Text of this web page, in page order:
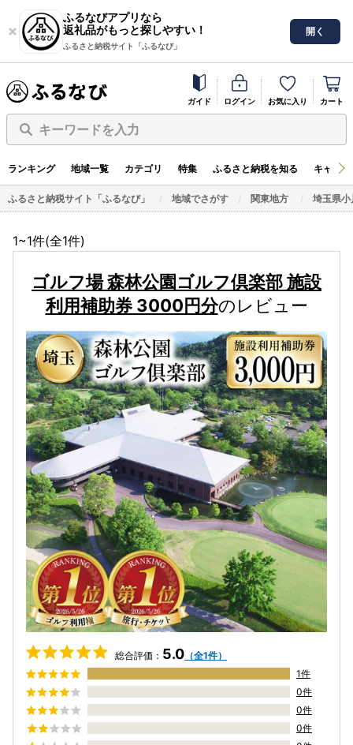
ふるなびアプリなら
返礼品がもっと探しやすい！
ふるさと納税サイト「ふるなび」
開く
ガイド ログイン お気に入り カート
キーワードを入力
ランキング 地域一覧 カテゴリ 特集 ふるさと納税を知る キャン
ふるさと納税サイト「ふるなび」 地域でさがす 関東地方 埼玉県小
1~1件(全1件)
ゴルフ場 森林公園ゴルフ倶楽部 施設
利用補助券 3000円分のレビュー
総合評価： 5.0 （全1件）
1件
0件
0件
0件